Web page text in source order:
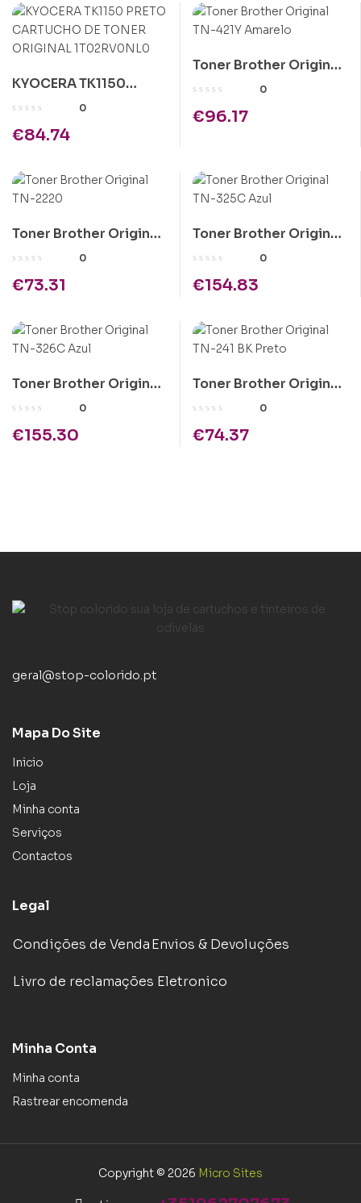
KYOCERA TK1150
PRETO CARTUCHO DE
1T02RV0NL0
0
€84.74
Toner Brother Original
TN-421Y Amarelo
0
€96.17
Toner Brother Original
TN-2220
0
€73.31
Toner Brother Original
TN-325C Azul
0
€154.83
Toner Brother Original
TN-326C Azul
0
€155.30
Toner Brother Original
TN-241 BK Preto
0
€74.37
geral@stop-colorido.pt
Mapa Do Site
Inicio
Loja
Minha conta
Serviços
Contactos
Legal
Condições de VendaEnvios & Devoluções
Livro de reclamações Eletronico
Minha Conta
Minha conta
Rastrear encomenda
Copyright © 2026 Micro Sites